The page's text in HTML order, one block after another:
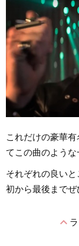
これだけの豪華
てこの曲のような
それぞれの良い
初から最後までぜ
expand_less